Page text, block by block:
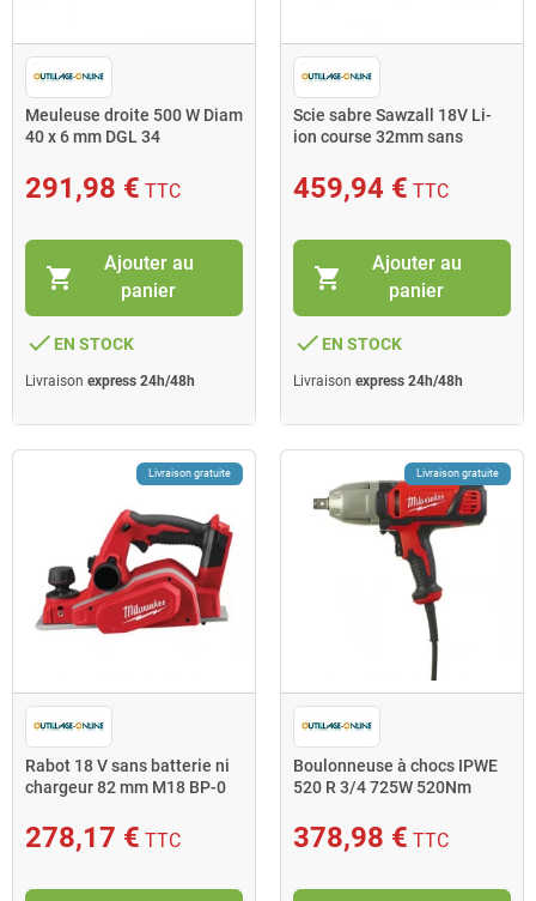
Meuleuse droite 500 W Diam
40 x 6 mm DGL 34
291,98 € TTC
shopping_cart
Ajouter au
panier
done EN STOCK
Livraison express 24h/48h
Scie sabre Sawzall 18V Li-
ion course 32mm sans
Milwaukee
459,94 € TTC
shopping_cart
Ajouter au
panier
done EN STOCK
Livraison express 24h/48h
Livraison gratuite
Rabot 18 V sans batterie ni
chargeur 82 mm M18 BP-0
278,17 € TTC
Livraison gratuite
Boulonneuse à chocs IPWE
520 R 3/4 725W 520Nm
378,98 € TTC